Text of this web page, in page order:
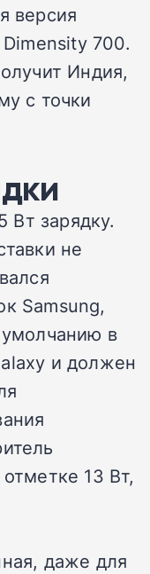
версия
700.
Индия,
с точки
Вт зарядку.
не
Samsung,
в
и должен
13 Вт,
даже для